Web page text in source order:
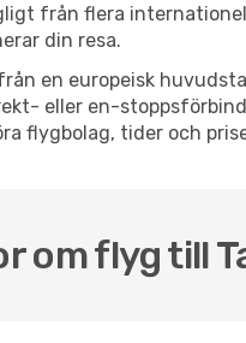
från flera
din resa.
en europeisk
eller en-
flygbolag, tider och
om flyg till